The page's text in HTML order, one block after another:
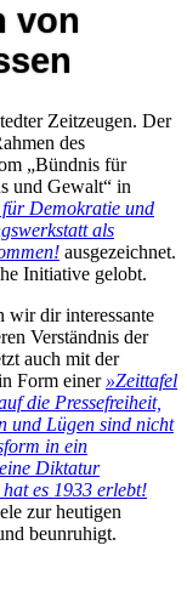
von
Zeitzeugen. Der
des
„Bündnis für
und Gewalt“ in
Demokratie und
als
ausgezeichnet.
Initiative gelobt.
wir dir interessante
Verständnis der
auch mit der
Form einer »Zeittafel
die Pressefreiheit,
und Lügen sind nicht
in ein
Diktatur
es 1933 erlebt!
zur heutigen
beunruhigt.